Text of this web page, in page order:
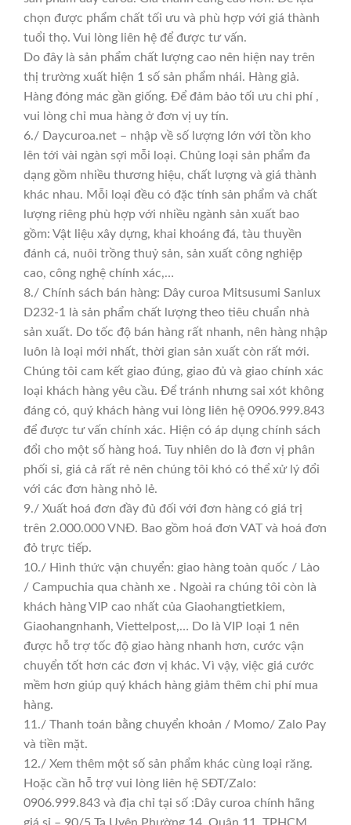
chọn được phẩm chất tối ưu và phù hợp với giá thành
tuổi thọ. Vui lòng liên hệ để được tư vấn.
Do đây là sản phẩm chất lượng cao nên hiện nay trên
thị trường xuất hiện 1 số sản phẩm nhái. Hàng giả.
Hàng đóng mác gần giống. Để đảm bảo tối ưu chi phí ,
vui lòng chỉ mua hàng ở đơn vị uy tín.
6./ Daycuroa.net – nhập về số lượng lớn với tồn kho
lên tới vài ngàn sợi mỗi loại. Chủng loại sản phẩm đa
dạng gồm nhiều thương hiệu, chất lượng và giá thành
khác nhau. Mỗi loại đều có đặc tính sản phẩm và chất
lượng riêng phù hợp với nhiều ngành sản xuất bao
gồm: Vật liệu xây dựng, khai khoáng đá, tàu thuyền
đánh cá, nuôi trồng thuỷ sản, sản xuất công nghiệp
cao, công nghệ chính xác,…
8./ Chính sách bán hàng: Dây curoa Mitsusumi Sanlux
D232-1 là sản phẩm chất lượng theo tiêu chuẩn nhà
sản xuất. Do tốc độ bán hàng rất nhanh, nên hàng nhập
luôn là loại mới nhất, thời gian sản xuất còn rất mới.
Chúng tôi cam kết giao đúng, giao đủ và giao chính xác
loại khách hàng yêu cầu. Để tránh nhưng sai xót không
đáng có, quý khách hàng vui lòng liên hệ 0906.999.843
để được tư vấn chính xác. Hiện có áp dụng chính sách
đổi cho một số hàng hoá. Tuy nhiên do là đơn vị phân
phối sỉ, giá cả rất rẻ nên chúng tôi khó có thể xử lý đổi
với các đơn hàng nhỏ lẻ.
9./ Xuất hoá đơn đầy đủ đối với đơn hàng có giá trị
trên 2.000.000 VNĐ. Bao gồm hoá đơn VAT và hoá đơn
đỏ trực tiếp.
10./ Hình thức vận chuyển: giao hàng toàn quốc / Lào
/ Campuchia qua chành xe . Ngoài ra chúng tôi còn là
khách hàng VIP cao nhất của Giaohangtietkiem,
Giaohangnhanh, Viettelpost,… Do là VIP loại 1 nên
được hỗ trợ tốc độ giao hàng nhanh hơn, cước vận
chuyển tốt hơn các đơn vị khác. Vì vậy, việc giá cước
mềm hơn giúp quý khách hàng giảm thêm chi phí mua
hàng.
11./ Thanh toán bằng chuyển khoản / Momo/ Zalo Pay
và tiền mặt.
12./ Xem thêm một số sản phẩm khác cùng loại răng.
Hoặc cần hỗ trợ vui lòng liên hệ SĐT/Zalo:
0906.999.843 và địa chỉ tại số :Dây curoa chính hãng
giá sỉ – 90/5 Tạ Uyên Phường 14, Quận 11, TPHCM